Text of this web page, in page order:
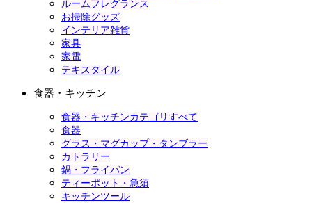
ルームフレグランス
お掃除グッズ
インテリア雑貨
家具
家電
テキスタイル
食器・キッチン
食器・キッチンカテゴリすべて
食器
グラス・マグカップ・タンブラー
カトラリー
鍋・フライパン
ティーポット・急須
キッチンツール